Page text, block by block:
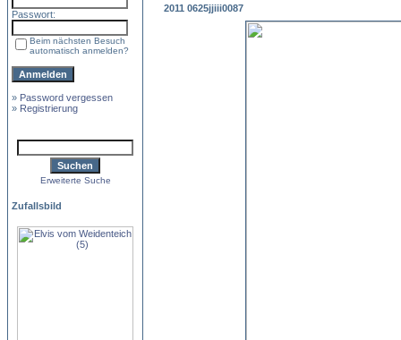
Passwort:
Beim nächsten Besuch
automatisch anmelden?
» Password vergessen
» Registrierung
Erweiterte Suche
Zufallsbild
2011 0625jjiii0087